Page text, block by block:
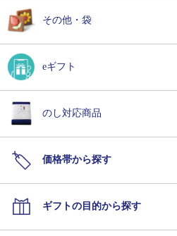
その他・袋
eギフト
のし対応商品
価格帯から探す
ギフトの目的から探す